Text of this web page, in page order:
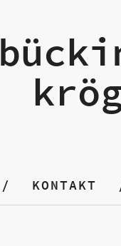
KONTAKT